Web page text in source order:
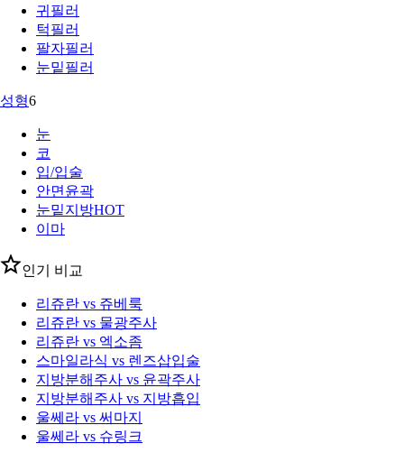
귀필러
턱필러
팔자필러
눈밑필러
성형6
눈
코
입/입술
안면윤곽
눈밑지방HOT
이마
인기 비교
리쥬란 vs 쥬베룩
리쥬란 vs 물광주사
리쥬란 vs 엑소좀
스마일라식 vs 렌즈삽입술
지방분해주사 vs 윤곽주사
지방분해주사 vs 지방흡입
울쎄라 vs 써마지
울쎄라 vs 슈링크